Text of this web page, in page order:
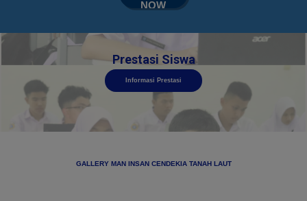
NOW
Prestasi Siswa
Informasi Prestasi
GALLERY MAN INSAN CENDEKIA TANAH LAUT